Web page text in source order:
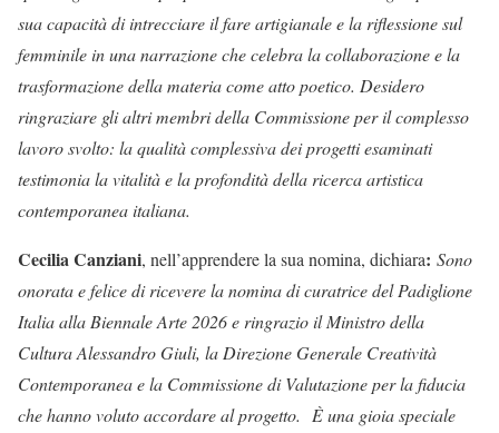
sua capacità di intrecciare il fare artigianale e la riflessione sul
femminile in una narrazione che celebra la collaborazione e la
trasformazione della materia come atto poetico. Desidero
ringraziare gli altri membri della Commissione per il complesso
lavoro svolto: la qualità complessiva dei progetti esaminati
testimonia la vitalità e la profondità della ricerca artistica
contemporanea italiana.
Cecilia Canziani, nell’apprendere la sua nomina, dichiara: Sono
onorata e felice di ricevere la nomina di curatrice del Padiglione
Italia alla Biennale Arte 2026 e ringrazio il Ministro della
Cultura Alessandro Giuli, la Direzione Generale Creatività
Contemporanea e la Commissione di Valutazione per la fiducia
che hanno voluto accordare al progetto. È una gioia speciale